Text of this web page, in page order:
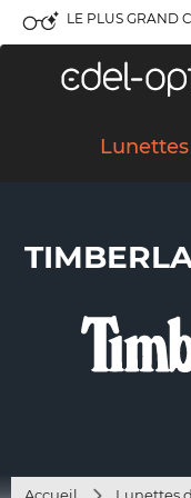
LE PLUS GRAND
Lunettes